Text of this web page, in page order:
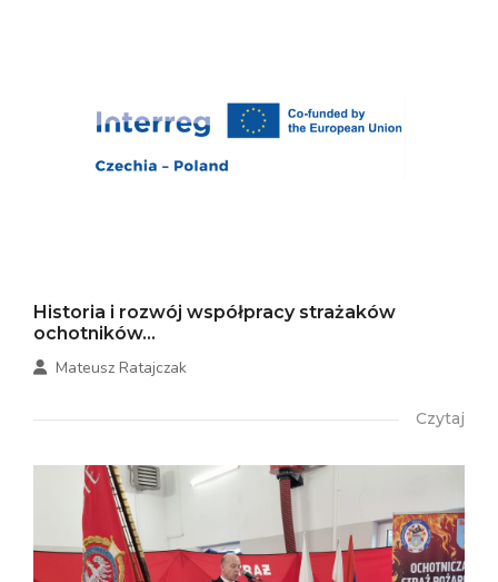
Historia i rozwój współpracy strażaków
ochotników...
Mateusz Ratajczak
Czytaj